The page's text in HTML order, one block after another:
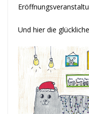
Und hier die